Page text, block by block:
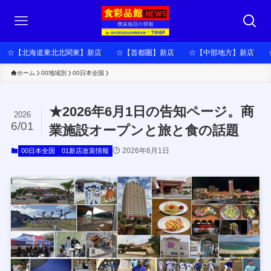
☆【北海道東北北関東】新店 ☆【首都圏】新店 ☆【中部地方】新店
ホーム 00地域別 00日本全国
★2026年6月1日の告知ページ。商
業施設オープンと旅と食の話題
2026
6/01
00日本全国 01新店改装情報 2026年6月1日